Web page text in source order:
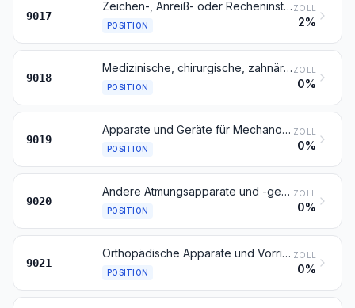
9017
Zeichen-, Anreiß- oder Recheninstrumente und -geräte (z. B. Zeichenmaschinen, Pantografen, Winkelmesser, Reißzeuge, Rechenschieber und Rechenscheiben); Längenmessinstrumente und -geräte, für den Handgebrauch (z. B. Maßstäbe und Maßbänder, Mikrometer, Schieblehren und andere Lehren), in diesem Kapitel anderweit weder genannt noch inbegriffen
POSITION
ZOLL
2%
9018
Medizinische, chirurgische, zahnärztliche oder tierärztliche Instrumente, Apparate und Geräte, einschließlich Szintigrafen und andere elektromedizinische Apparate und Geräte, sowie Apparate und Geräte zum Prüfen der Sehschärfe
POSITION
ZOLL
0%
9019
Apparate und Geräte für Mechanotherapie; Massageapparate und -geräte; Apparate und Geräte für Psychotechnik; Apparate und Geräte für Ozontherapie, Sauerstofftherapie oder Aerosoltherapie, Beatmungsapparate zum Wiederbeleben und andere Apparate und Geräte für Atmungstherapie
POSITION
ZOLL
0%
9020
Andere Atmungsapparate und -geräte und Gasmasken, ausgenommen Schutzmasken ohne mechanische Teile und ohne auswechselbares Filterelement
POSITION
ZOLL
0%
9021
Orthopädische Apparate und Vorrichtungen, einschließlich Krücken sowie medizinisch-chirurgische Gürtel und Bandagen; Schienen und andere Vorrichtungen zum Behandeln von Knochenbrüchen; künstliche Körperteile und Organe; Schwerhörigengeräte und andere Vorrichtungen zum Tragen in der Hand oder zum Implantieren in den oder zum Tragen am Körper, zum Beheben von Funktionsschäden oder Gebrechen
POSITION
ZOLL
0%